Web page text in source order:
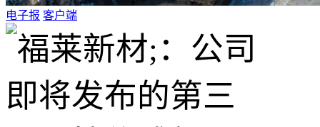
电子报 客户端